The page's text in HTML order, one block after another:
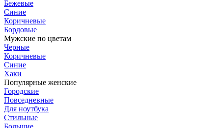
Бежевые
Синие
Коричневые
Бордовые
Мужские по цветам
Черные
Коричневые
Синие
Хаки
Популярные женские
Городские
Повседневные
Для ноутбука
Стильные
Большие